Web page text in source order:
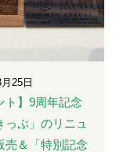
25日
ト】9周年記念
っぷ」のリニュ
売＆「特別記念